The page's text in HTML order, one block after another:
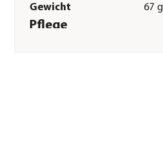
Gewicht
67 g
Pflege